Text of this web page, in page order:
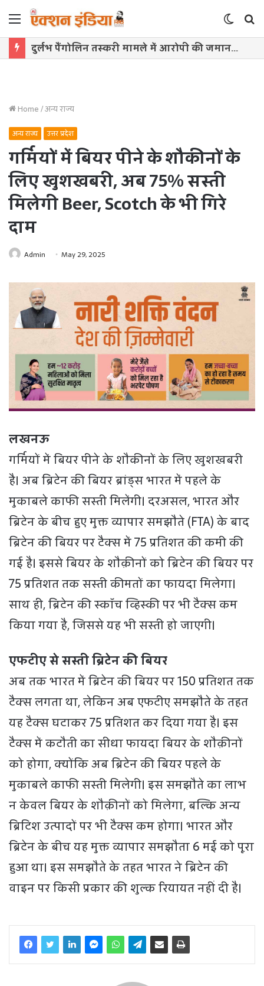
Menu
Switch
skin
दुर्लभ पैंगोलिन तस्करी मामले में आरोपी की जमानत याचिका खारिज
Home/अन्य राज्य
अन्य राज्य उत्तर प्रदेश
गर्मियों में बियर पीने के शौकीनों के
लिए खुशखबरी, अब 75% सस्ती
मिलेगी Beer, Scotch के भी गिरे
दाम
Admin May 29, 2025
लखनऊ
गर्मियों में बियर पीने के शौकीनों के लिए खुशखबरी
है। अब ब्रिटेन की बियर ब्रांड्स भारत में पहले के
मुकाबले काफी सस्ती मिलेंगी। दरअसल, भारत और
ब्रिटेन के बीच हुए मुक्त व्यापार समझौते (FTA) के बाद
ब्रिटेन की बियर पर टैक्स में 75 प्रतिशत की कमी की
गई है। इससे बियर के शौक़ीनों को ब्रिटेन की बियर पर
75 प्रतिशत तक सस्ती कीमतों का फायदा मिलेगा।
साथ ही, ब्रिटेन की स्कॉच व्हिस्की पर भी टैक्स कम
किया गया है, जिससे यह भी सस्ती हो जाएगी।
एफटीए से सस्ती ब्रिटेन की बियर
अब तक भारत में ब्रिटेन की बियर पर 150 प्रतिशत तक
टैक्स लगता था, लेकिन अब एफटीए समझौते के तहत
यह टैक्स घटाकर 75 प्रतिशत कर दिया गया है। इस
टैक्स में कटौती का सीधा फायदा बियर के शौक़ीनों
को होगा, क्योंकि अब ब्रिटेन की बियर पहले के
मुकाबले काफी सस्ती मिलेगी। इस समझौते का लाभ
न केवल बियर के शौक़ीनों को मिलेगा, बल्कि अन्य
ब्रिटिश उत्पादों पर भी टैक्स कम होगा। भारत और
ब्रिटेन के बीच यह मुक्त व्यापार समझौता 6 मई को पूरा
हुआ था। इस समझौते के तहत भारत ने ब्रिटेन की
वाइन पर किसी प्रकार की शुल्क रियायत नहीं दी है।